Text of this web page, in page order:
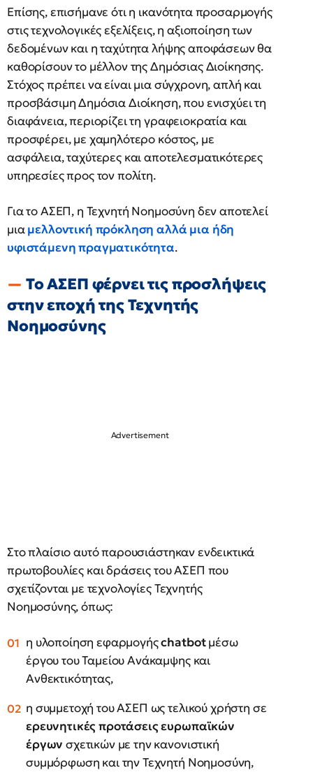
Επίσης, επισήμανε ότι η ικανότητα προσαρμογής
στις τεχνολογικές εξελίξεις, η αξιοποίηση των
δεδομένων και η ταχύτητα λήψης αποφάσεων θα
καθορίσουν το μέλλον της Δημόσιας Διοίκησης.
Στόχος πρέπει να είναι μια σύγχρονη, απλή και
προσβάσιμη Δημόσια Διοίκηση, που ενισχύει τη
διαφάνεια, περιορίζει τη γραφειοκρατία και
προσφέρει, με χαμηλότερο κόστος, με
ασφάλεια, ταχύτερες και αποτελεσματικότερες
υπηρεσίες προς τον πολίτη.
Για το ΑΣΕΠ, η Τεχνητή Νοημοσύνη δεν αποτελεί
μιαμελλοντική πρόκληση αλλά μια ήδη
υφιστάμενη πραγματικότητα.
Το ΑΣΕΠ φέρνει τις προσλήψεις
στην εποχή της Τεχνητής
Νοημοσύνης
Στο πλαίσιο αυτό παρουσιάστηκαν ενδεικτικά
πρωτοβουλίες και δράσεις του ΑΣΕΠ που
σχετίζονται με τεχνολογίες Τεχνητής
Νοημοσύνης, όπως:
η υλοποίηση εφαρμογήςchatbotμέσω
έργου του Ταμείου Ανάκαμψης και
Ανθεκτικότητας,
η συμμετοχή του ΑΣΕΠ ως τελικού χρήστη σε
ερευνητικές προτάσεις ευρωπαϊκών
έργων σχετικών με την κανονιστική
συμμόρφωση και την Τεχνητή Νοημοσύνη,